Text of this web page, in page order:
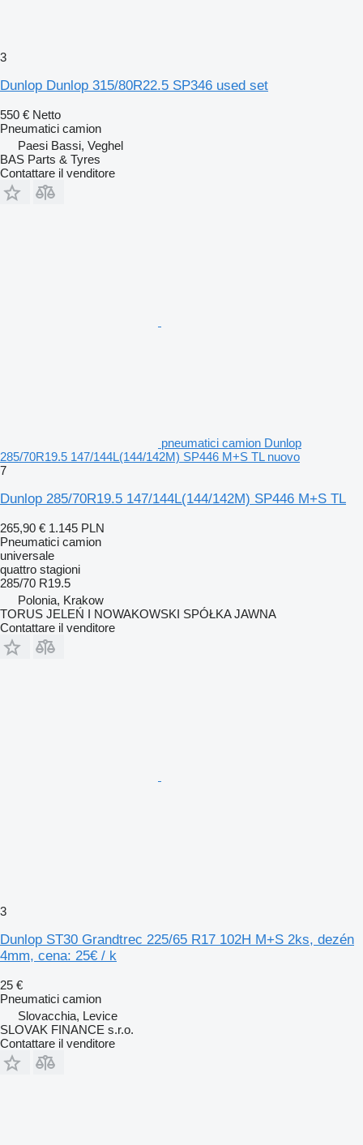
3
Dunlop Dunlop 315/80R22.5 SP346 used set
550 € Netto
Pneumatici camion
Paesi Bassi, Veghel
BAS Parts & Tyres
Contattare il venditore
pneumatici camion Dunlop
285/70R19.5 147/144L(144/142M) SP446 M+S TL nuovo
7
Dunlop 285/70R19.5 147/144L(144/142M) SP446 M+S TL
265,90 € 1.145 PLN
Pneumatici camion
universale
quattro stagioni
285/70 R19.5
Polonia, Krakow
TORUS JELEŃ I NOWAKOWSKI SPÓŁKA JAWNA
Contattare il venditore
3
Dunlop ST30 Grandtrec 225/65 R17 102H M+S 2ks, dezén
4mm, cena: 25€ / k
25 €
Pneumatici camion
Slovacchia, Levice
SLOVAK FINANCE s.r.o.
Contattare il venditore